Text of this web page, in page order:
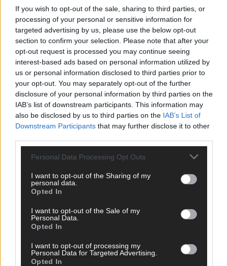
If you wish to opt-out of the sale, sharing to third parties, or
processing of your personal or sensitive information for
targeted advertising by us, please use the below opt-out
section to confirm your selection. Please note that after your
opt-out request is processed you may continue seeing
interest-based ads based on personal information utilized by
us or personal information disclosed to third parties prior to
your opt-out. You may separately opt-out of the further
disclosure of your personal information by third parties on the
IAB’s list of downstream participants. This information may
also be disclosed by us to third parties on the IAB’s List of
Downstream Participants that may further disclose it to other
Personal Data Processing Opt Outs
I want to opt-out of the Sharing of my
personal data.
Opted In
I want to opt-out of the Sale of my
Personal Data.
Opted In
I want to opt-out of processing my
Personal Data for Targeted Advertising.
Opted In
Nachrichten
Wirtschaft
Ratgeber
Wissen
Kommentar
Streams & Storys